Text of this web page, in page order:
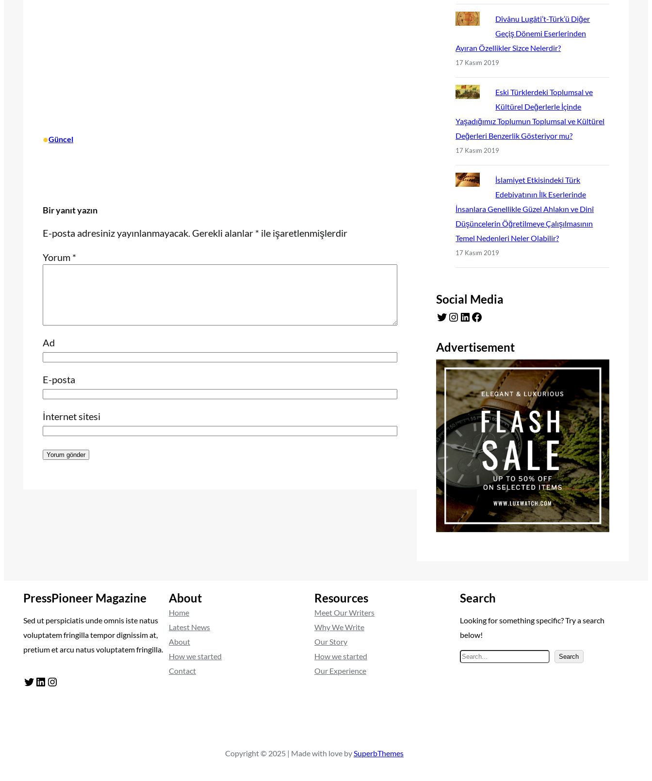
•Güncel
Bir yanıt yazın
E-posta adresiniz yayınlanmayacak. Gerekli alanlar * ile işaretlenmişlerdir
Yorum *
Ad
E-posta
İnternet sitesi
Dîvânu Lugâti’t-Türk’ü Diğer
Geçiş Dönemi Eserlerinden
Ayıran Özellikler Sizce Nelerdir?
17 Kasım 2019
Eski Türklerdeki Toplumsal ve
Kültürel Değerlerle İçinde
Yaşadığımız Toplumun Toplumsal ve Kültürel
Değerleri Benzerlik Gösteriyor mu?
17 Kasım 2019
İslamiyet Etkisindeki Türk
Edebiyatının İlk Eserlerinde
İnsanlara Genellikle Güzel Ahlakın ve Dinî
Düşüncelerin Öğretilmeye Çalışılmasının
Temel Nedenleri Neler Olabilir?
17 Kasım 2019
Social Media
Twitter
Instagram LinkedIn Facebook
Advertisement
PressPioneer Magazine
Sed ut perspiciatis unde omnis iste natus
voluptatem fringilla tempor dignissim at,
pretium et arcu natus voluptatem fringilla.
Twitter LinkedIn Instagram
About
Home
Latest News
About
How we started
Contact
Resources
Meet Our Writers
Why We Write
Our Story
How we started
Our Experience
Search
Looking for something specific? Try a search
below!
A
Search
Copyright © 2025 | Made with love bySuperbThemes